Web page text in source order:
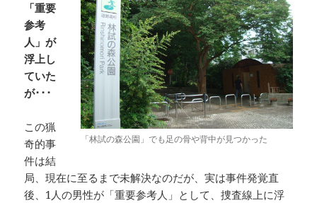
「林試の森公園」でも足の骨や背中が見つかった
「重要
参考
人」が
浮上し
ていた
が･･･
この猟
奇的事
件は結
局、現在に至るまで未解決なのだが、実は事件発覚直
後、1人の男性が「重要参考人」として、捜査線上に浮